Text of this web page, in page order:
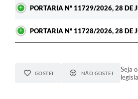
PORTARIA Nº 11729/2026, 28 DE
PORTARIA Nº 11728/2026, 28 DE
GOSTEI NÃO GOSTEI
Seja